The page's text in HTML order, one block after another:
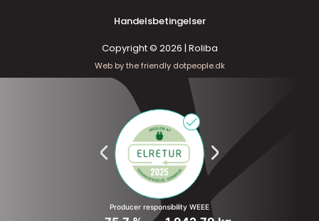
Handelsbetingelser
Copyright © 2026 | Roliba
Web by the friendly dotpeople.dk